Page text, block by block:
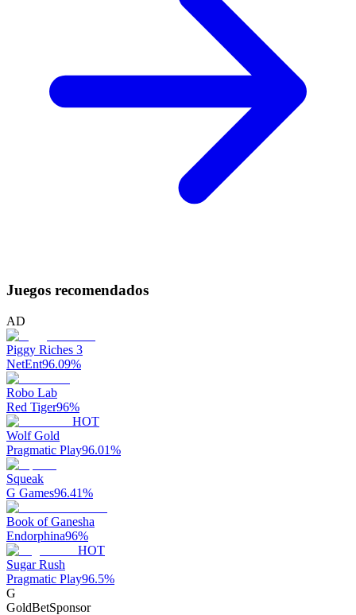
Juegos recomendados
AD
Piggy Riches 3
NetEnt96.09%
Robo Lab
Red Tiger96%
HOT
Wolf Gold
Pragmatic Play96.01%
Squeak
G Games96.41%
Book of Ganesha
Endorphina96%
HOT
Sugar Rush
Pragmatic Play96.5%
G
GoldBetSponsor